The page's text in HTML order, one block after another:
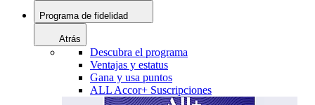
Programa de fidelidad
Atrás
Descubra el programa
Ventajas y estatus
Gana y usa puntos
ALL Accor+ Suscripciones